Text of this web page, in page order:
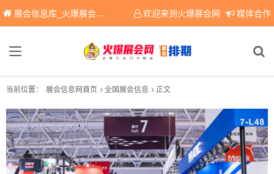
展会信息库_火爆展会网免费展会信息查询平台，提供专业会展服务！ 欢迎来到火爆展会网 媒体合作
当前位置： 展会信息网首页 全国展会信息 正文